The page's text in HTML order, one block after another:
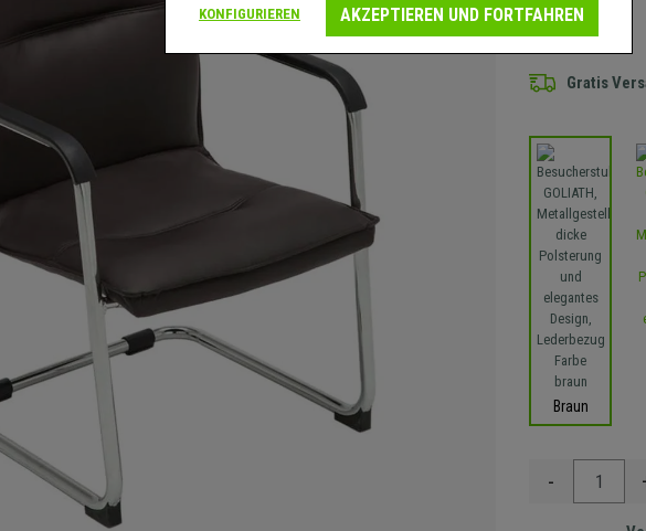
149,90 €
Gratis
Braun
-
KONFIGURIEREN AKZEPTIEREN UND FORTFAHREN